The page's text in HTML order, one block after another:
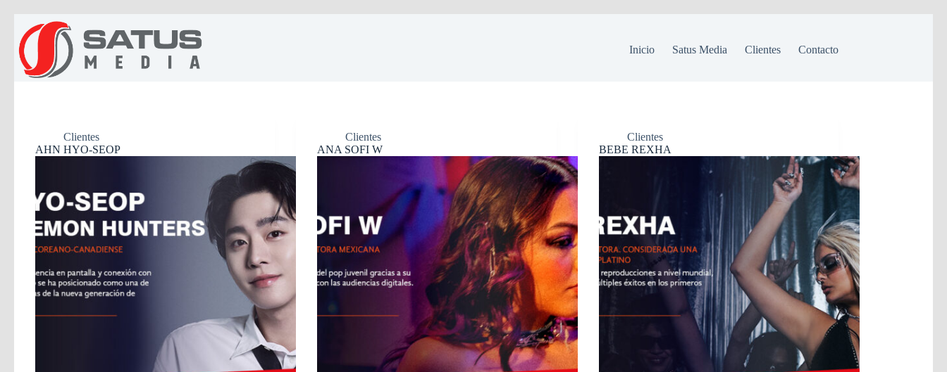
contenido
Inicio Satus Media Clientes Contacto
Clientes
AHN HYO-SEOP
Clientes
ANA SOFI W
Clientes
BEBE REXHA